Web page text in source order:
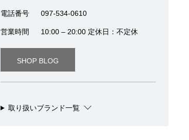
電話番号 097-534-0610
営業時間 10:00 – 20:00 定休日：不定休
SHOP BLOG
取り扱いブランド一覧